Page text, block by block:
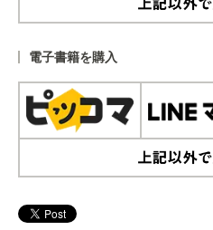
電子書籍を購入